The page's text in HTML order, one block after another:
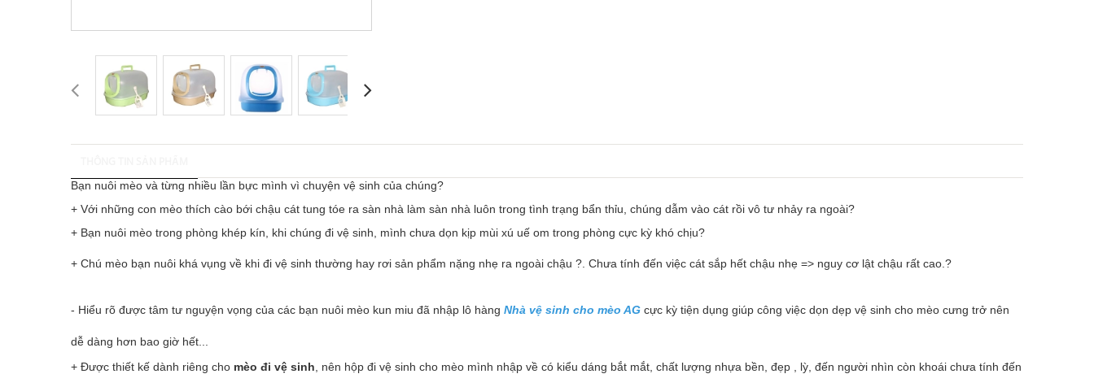
Bạn nuôi mèo và từng nhiều lần bực mình vì chuyện vệ sinh của chúng?
+ Với những con mèo thích cào bới chậu cát tung tóe ra sàn nhà làm sàn nhà luôn trong tình trạng bẩn thỉu, chúng dẫm vào cát rồi vô tư nhảy ra ngoài?
+ Bạn nuôi mèo trong phòng khép kín, khi chúng đi vệ sinh, mình chưa dọn kịp mùi xú uế om trong phòng cực kỳ khó chịu?
+ Chú mèo bạn nuôi khá vụng về khi đi vệ sinh thường hay rơi sản phẩm nặng nhẹ ra ngoài chậu ?. Chưa tính đến việc cát sắp hết chậu nhẹ => nguy cơ lật chậu rất cao.?
- Hiểu rõ được tâm tư nguyện vọng của các bạn nuôi mèo kun miu đã nhập lô hàng Nhà vệ sinh cho mèo AG cực kỳ tiện dụng giúp công việc dọn dẹp vệ sinh cho mèo cưng trở nên
dễ dàng hơn bao giờ hết...
+ Được thiết kế dành riêng cho mèo đi vệ sinh, nên hộp đi vệ sinh cho mèo mình nhập về có kiểu dáng bắt mắt, chất lượng nhựa bền, đẹp , lỳ, đến người nhìn còn khoái chưa tính đến